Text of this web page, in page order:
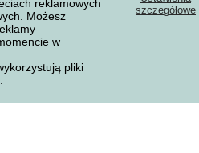
reklamowych
Możesz
w
pliki
szczegółowe